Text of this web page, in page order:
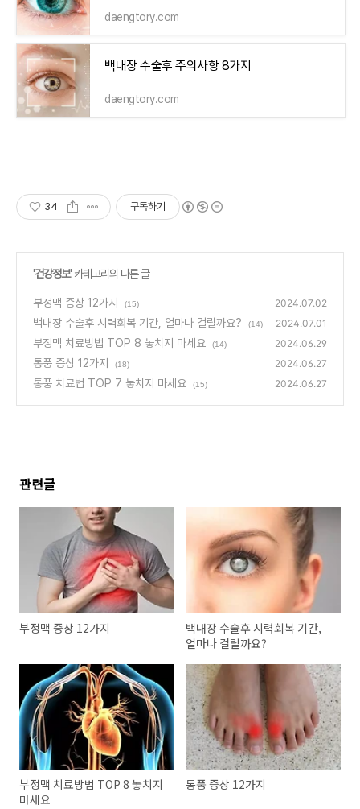
daengtory.com
백내장 수술후 주의사항 8가지
daengtory.com
34 구독하기
'건강정보' 카테고리의 다른 글
부정맥 증상 12가지 (15) 2024.07.02
백내장 수술후 시력회복 기간, 얼마나 걸릴까요? (14) 2024.07.01
부정맥 치료방법 TOP 8 놓치지 마세요 (14) 2024.06.29
통풍 증상 12가지 (18) 2024.06.27
통풍 치료법 TOP 7 놓치지 마세요 (15) 2024.06.27
관련글
부정맥 증상 12가지
백내장 수술후 시력회복 기간,
얼마나 걸릴까요?
부정맥 치료방법 TOP 8 놓치지
마세요
통풍 증상 12가지